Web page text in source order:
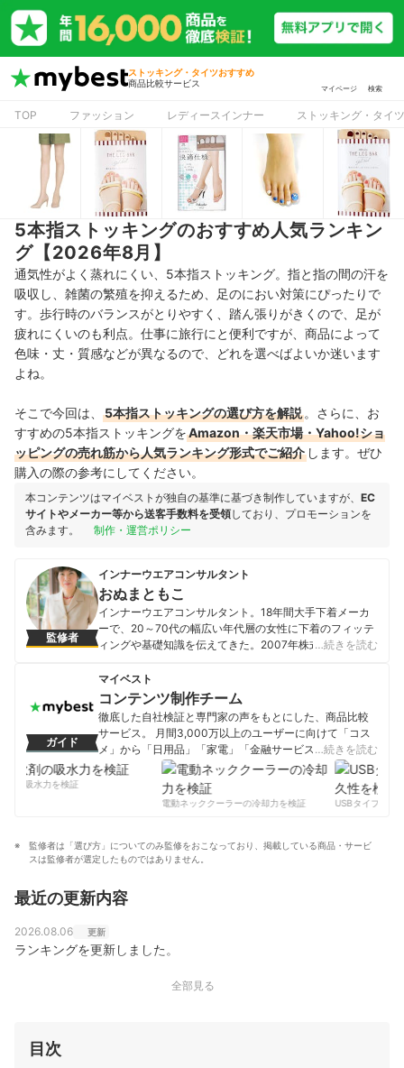
ストッキング・タイツおすすめ
商品比較サービス
マイページ 検索
TOP ファッション レディースインナー ストッキング・タイツ
5本指ストッキングのおすすめ人気ランキン
グ【2026年8月】
通気性がよく蒸れにくい、5本指ストッキング。指と指の間の汗を
吸収し、雑菌の繁殖を抑えるため、足のにおい対策にぴったりで
す。 歩行時のバランスがとりやすく、踏ん張りがきくので、足が
疲れにくいのも利点。仕事に旅行にと便利ですが、商品によって
色味・丈・質感などが異なるので、
どれを選べばよいか迷います
よね。
そこで今回は、 5本指ストッキングの選び方を解説 。さらに、お
すすめの5本指ストッキングをAmazon・楽天市場・Yahoo!ショ
ッピングの売れ筋から人気ランキング形式でご紹介 します。ぜひ
購入の際の参考にしてください。
本コンテンツはマイベストが独自の基準に基づき制作していますが、 EC
サイトやメーカー等から送客手数料を受領しており、プロモーションを
含みます。
制作・運営ポリシー
監修者
インナーウエアコンサルタント
おぬまともこ
インナーウエアコンサルタント。18年間大手下着メーカ
ーで、20～70代の幅広い年代層の女性に下着のフィッテ
ィングや基礎知識を伝えてきた。2007年株式会社レイク
発信し、NHK「あさイチ」やラジオ、テレビショッピン
グ番組にも出演するなど活躍中。 年齢とともに変化する
女性の体型や体質を正しいインナーの選び方・着用法で
「美しく・健康に・若々しく」サポートし、ラクに健康
的におしゃれを楽しめるインナー活用術を提案してい
る。著書には「40代からの健康になる下着活用術」（旬
報社）「10歳若返るインナーの魔法！」（さくら舎）
おぬまともこのプロフィール
…続きを読む
ガイド
マイベスト
コンテンツ制作チーム
徹底した自社検証と専門家の声をもとにした、商品比較
サービス。 月間3,000万以上のユーザーに向けて「コス
メ」から「日用品」「家電」「金融サービス」まで、ベ
ストな商品を選んでもらうために、毎日コンテンツを制
コンテンツ制作チームのプロフィール
…続きを読む
の吸水力を検証
電動ネッククーラーの冷却力を検証
USBタイプCケー
監修者は「選び方」についてのみ監修をおこなっており、掲載している商品・サービ
スは監修者が選定したものではありません。
最近の更新内容
2026.08.06 更新
ランキングを更新しました。
全部見る
目次